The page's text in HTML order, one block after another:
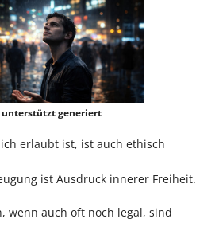
unterstützt generiert
erlaubt ist, ist auch ethisch
ist Ausdruck innerer Freiheit.
wenn auch oft noch legal, sind